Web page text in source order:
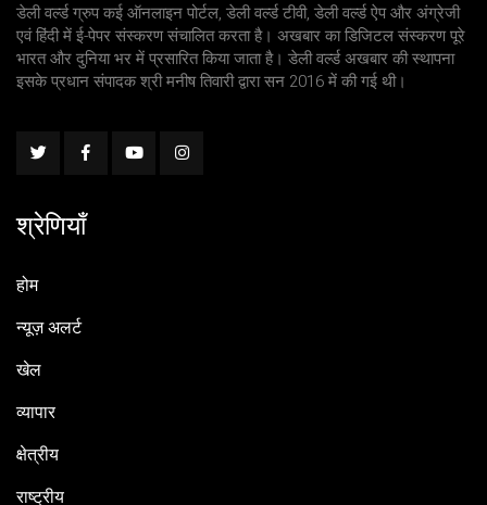
डेली वर्ल्ड ग्रुप कई ऑनलाइन पोर्टल, डेली वर्ल्ड टीवी, डेली वर्ल्ड ऐप और अंग्रेजी
एवं हिंदी में ई-पेपर संस्करण संचालित करता है। अखबार का डिजिटल संस्करण पूरे
भारत और दुनिया भर में प्रसारित किया जाता है। डेली वर्ल्ड अखबार की स्थापना
इसके प्रधान संपादक श्री मनीष तिवारी द्वारा सन 2016 में की गई थी।
श्रेणियाँ
होम
न्यूज़ अलर्ट
खेल
व्यापार
क्षेत्रीय
राष्ट्रीय